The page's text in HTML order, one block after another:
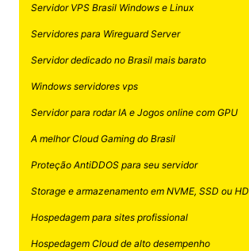
Servidor VPS Brasil Windows e Linux
Servidores para Wireguard Server
Servidor dedicado no Brasil mais barato
Windows servidores vps
Servidor para rodar IA e Jogos online com GPU
A melhor Cloud Gaming do Brasil
Proteção AntiDDOS para seu servidor
Storage e armazenamento em NVME, SSD ou HD
Hospedagem para sites profissional
Hospedagem Cloud de alto desempenho